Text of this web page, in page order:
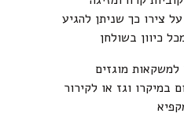
צירו כך שניתן להגיע
כיוון בשולחן
מוגזים
במיקרו וגז או לקירור